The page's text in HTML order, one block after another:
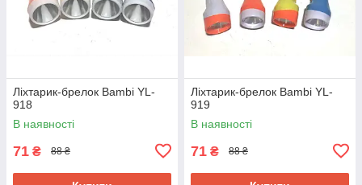
Ліхтарик-брелок Bambi YL-
918
В наявності
71 ₴ 88 ₴
Ліхтарик-брелок Bambi YL-
919
В наявності
71 ₴ 88 ₴